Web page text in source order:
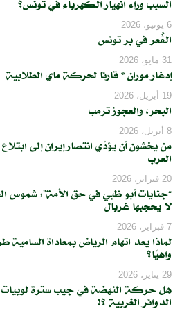
كتابة بريدك الإلكتروني...
السبب وراء انهيار الكهرباء في تونس؟
6 يونيو، 2026
الڨُعر في بر تونس
31 مايو، 2026
إدغار موران * قارئا لحركة ماي الطلابية
19 أبريل، 2026
البحر، والعجوز ترمب
8 أبريل، 2026
من يخشون أن يؤدّي انتصار إيران إلى ابتلاع
العرب
20 فبراير، 2026
“جنايات أبو ظبي في حق الأمة”: شموس
لا يحجبها غربال
7 فبراير، 2026
لماذا يعد اتهام الرياض بمعاداة السامية
واهيًا؟
29 يناير، 2026
هل حركة النهضة في جيب سترة لوبيات
الدوائر الغربية ؟!